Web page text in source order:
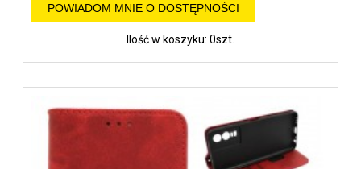
POWIADOM MNIE O DOSTĘPNOŚCI
Ilość w koszyku: 0szt.